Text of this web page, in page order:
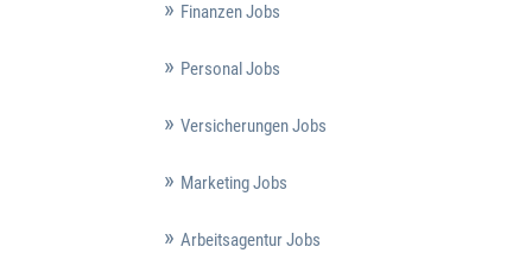
Finanzen Jobs
Personal Jobs
Versicherungen Jobs
Marketing Jobs
Arbeitsagentur Jobs